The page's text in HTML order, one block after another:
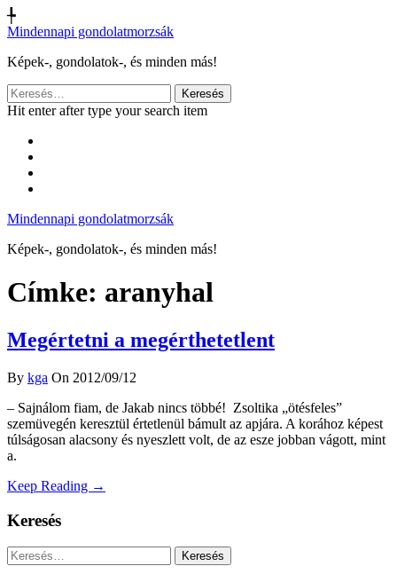
╄
Mindennapi gondolatmorzsák
Képek-, gondolatok-, és minden más!
Keresés:
Hit enter after type your search item
Mindennapi gondolatmorzsák
Képek-, gondolatok-, és minden más!
Címke: aranyhal
Megértetni a megérthetetlent
By kga On 2012/09/12
– Sajnálom fiam, de Jakab nincs többé! Zsoltika „ötésfeles”
szemüvegén keresztül értetlenül bámult az apjára. A korához képest
túlságosan alacsony és nyeszlett volt, de az esze jobban vágott, mint
a.
Keep Reading →
Keresés
Keresés: